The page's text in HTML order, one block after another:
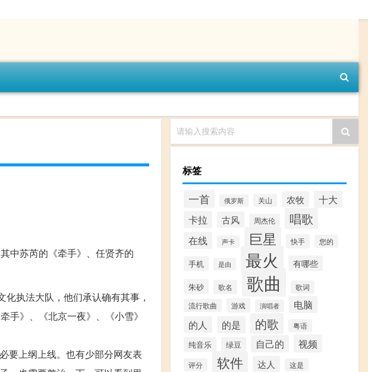
中苏芮的《牵手》、任贤齐的
执法大队，他们承认确有其事，
手》、《北京一夜》、《小雪》
上纲上线。也有少部分网友表
请输入搜索内容
标签
一首 俄罗斯 关山 农牧
十大
卡拉
古风 周杰伦 唱歌
在线 声卡 巨星 快手 您的
手机 是由 最火 有哪些
朱砂 歌名 歌曲
歌词
流行歌曲
游戏 演唱者 电脑
的人 的是 的歌 粤语
纯音乐 绿豆 自己的 视频
评分 软件 达人 这是